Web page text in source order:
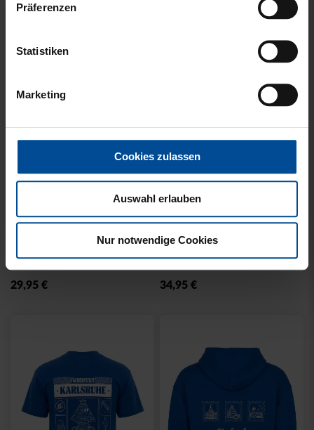
Präferenzen
Statistiken
Marketing
Cookies zulassen
Auswahl erlauben
Nur notwendige Cookies
T-SHIRT KARLSRUHE
BADGE SCHWARZ
29,95 €
T-SHIRT KARLSRUHE
WASHED SCHWARZ
34,95 €